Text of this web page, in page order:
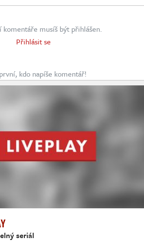
seriál
komentáře musíš být přihlášen.
Přihlásit se
kdo napíše komentář!